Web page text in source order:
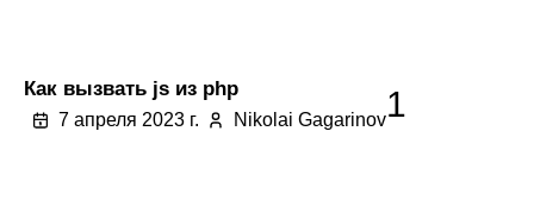
Как вызвать js из php
7 апреля 2023 г. Nikolai Gagarinov1